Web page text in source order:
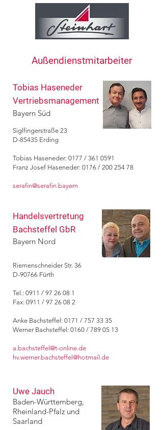
Außendienstmitarbeiter
Tobias Haseneder
Vertriebsmanagement
Bayern Süd
Siglfingerstraße 23
D-85435 Erding
Tobias Haseneder: 0177 / 361 0591
Franz Josef Haseneder: 0176 / 200 254 78
serafin@serafin.bayern
Handelsvertretung
Bachsteffel GbR
Riemenschneider Str. 36
D-90766 Fürth
Tel.: 0911 / 97 26 08 1
Fax: 0911 / 97 26 08 2
Anke Bachsteffel: 0171 / 757 33 35
Werner Bachsteffel: 0160 / 789 05 13
a.bachsteffel@t-online.de
hv.werner.bachsteffel @hotmail.de
Bayern Nord
Baden-Württemberg,
Rheinland-Pfalz und
Saarland
Uwe Jauch